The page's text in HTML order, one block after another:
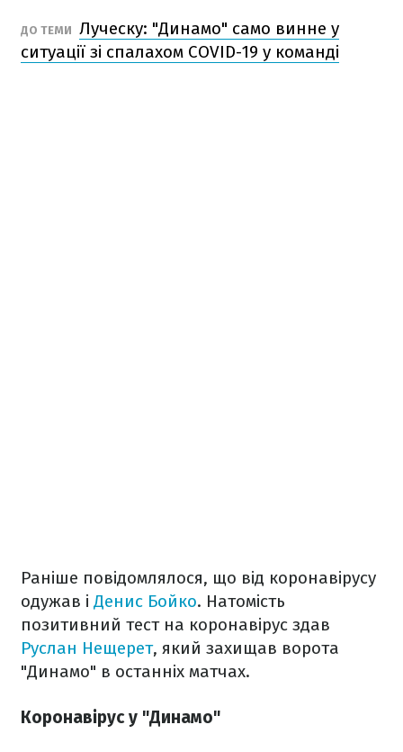
ДО ТЕМИ Луческу: "Динамо" само винне у
ситуації зі спалахом COVID-19 у команді
Раніше повідомлялося, що від коронавірусу
одужав і Денис Бойко. Натомість
позитивний тест на коронавірус здав
Руслан Нещерет, який захищав ворота
"Динамо" в останніх матчах.
Коронавірус у "Динамо"